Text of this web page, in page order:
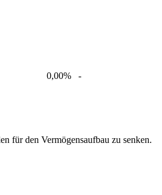
0,00% -
für den Vermögensaufbau zu senken.